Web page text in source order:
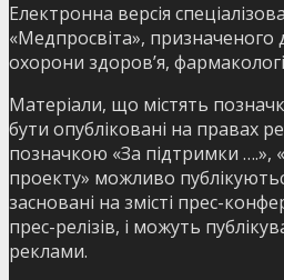
Електронна версія
«Медпросвіта», призначеного
охорони здоров’я,
Матеріали, що містять
бути опубліковані на правах
позначкою «За підтримки ….»,
проекту» можливо
засновані на змісті прес-
прес-релізів, і можуть
реклами.